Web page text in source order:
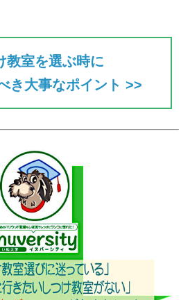
教室を選ぶ時に
き大事なポイント >>